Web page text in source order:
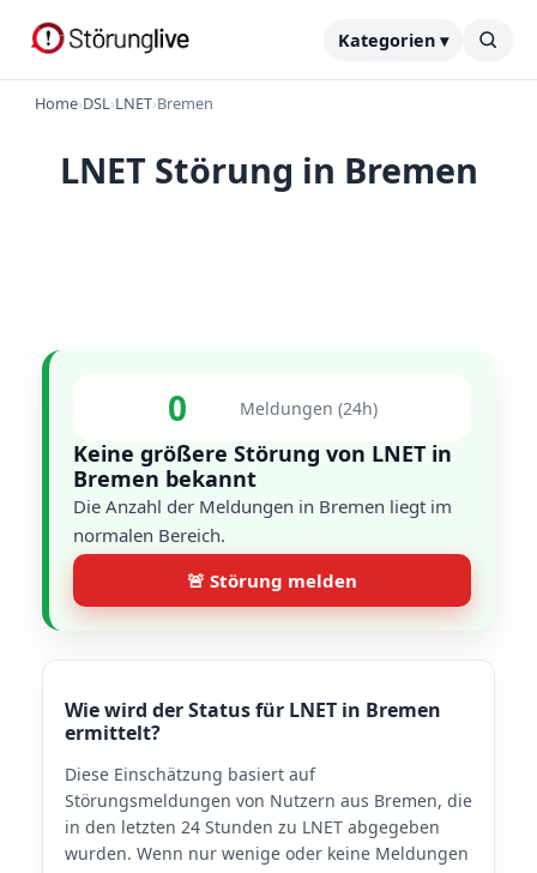
Kategorien ▾
Home›DSL›LNET›Bremen
LNET Störung in Bremen
0 Meldungen (24h)
Keine größere Störung von LNET in
Bremen bekannt
Die Anzahl der Meldungen in Bremen liegt im
normalen Bereich.
🚨 Störung melden
Wie wird der Status für LNET in Bremen
ermittelt?
Diese Einschätzung basiert auf
Störungsmeldungen von Nutzern aus Bremen, die
in den letzten 24 Stunden zu LNET abgegeben
wurden. Wenn nur wenige oder keine Meldungen